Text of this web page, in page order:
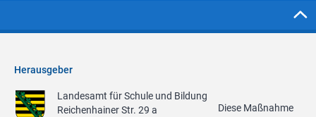
Herausgeber
Landesamt für Schule und Bildung
Reichenhainer Str. 29 a
Diese Maßnahme